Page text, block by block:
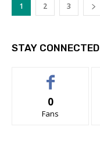
1 2 3
STAY CONNECTED
0
Fans